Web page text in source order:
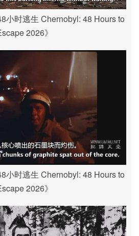
小时逃生 Chernobyl: 48 Hours to
2026》
小时逃生 Chernobyl: 48 Hours to
2026》